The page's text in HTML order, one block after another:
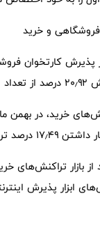
و خرید
پذیرش کارتخوان
است.
از بازار تراکنش‌های
سهم را دارد.
ماه با پوشش ۲۰٫۴۷